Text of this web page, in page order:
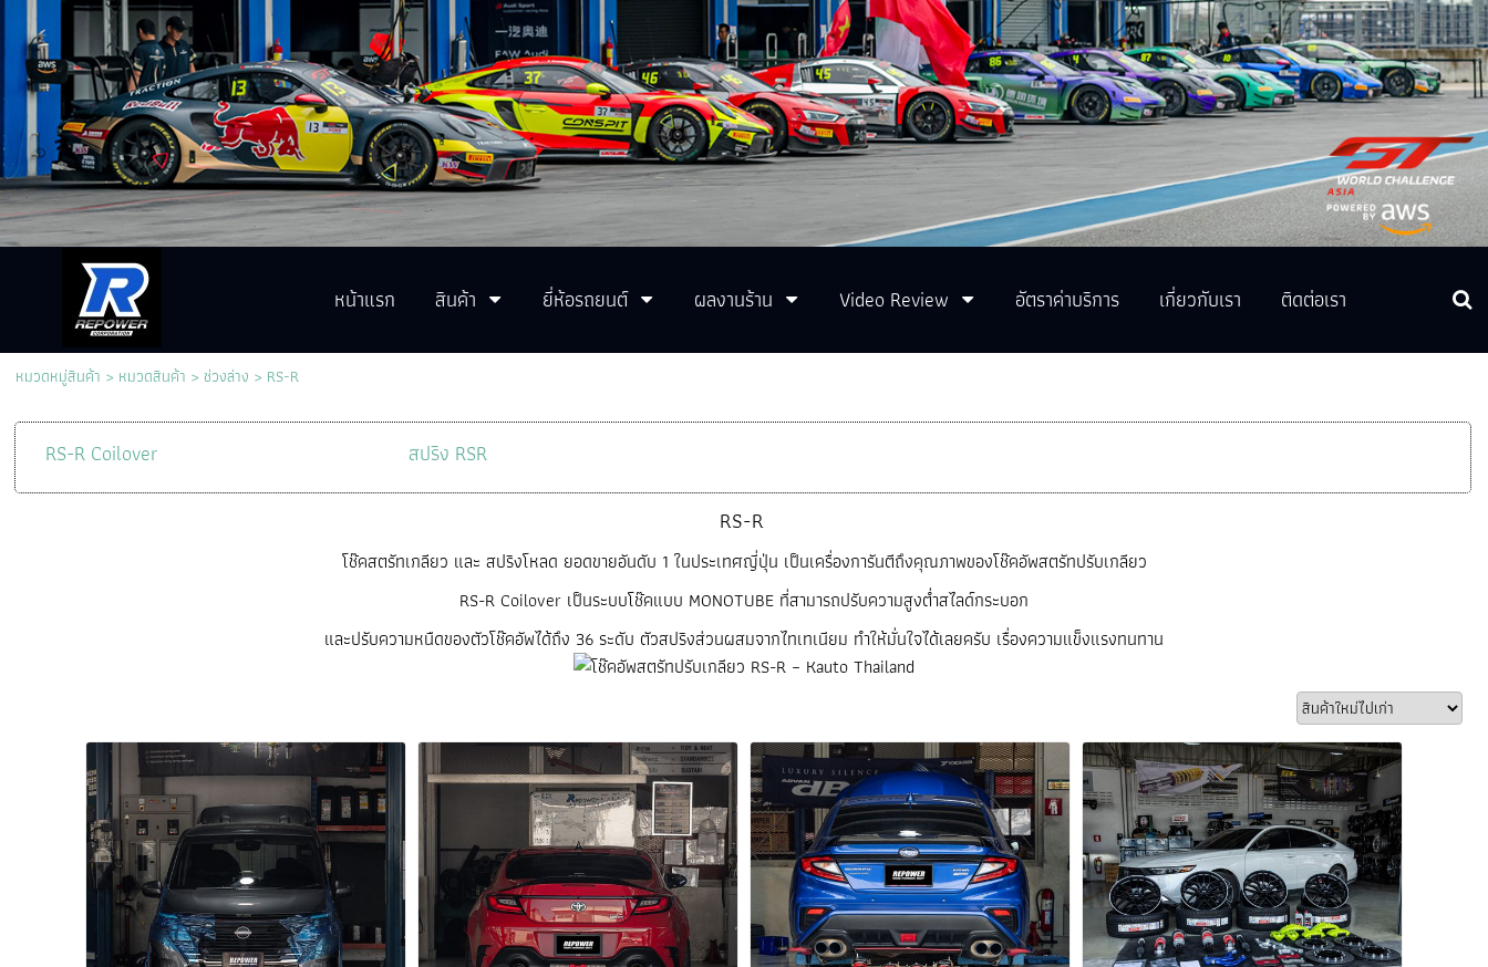
หน้าแรก สินค้า ยี่ห้อรถยนต์ ผลงานร้าน Video Review อัตราค่าบริการ เกี่ยวกับเรา ติดต่อเรา
หมวดหมู่สินค้า > หมวดสินค้า > ช่วงล่าง > RS-R
RS-R Coilover สปริง RSR
RS-R
โช๊คสตรัทเกลียว และ สปริงโหลด ยอดขายอันดับ 1 ในประเทศญี่ปุ่น เป็นเครื่องการันตีถึงคุณภาพของโช๊คอัพสตรัทปรับเกลียว
RS-R Coilover เป็นระบบโช๊คแบบ MONOTUBE ที่สามารถปรับความสูงต่ำสไลด์กระบอก
และปรับความหนืดของตัวโช๊คอัพได้ถึง 36 ระดับ ตัวสปริงส่วนผสมจากไทเทเนียม ทำให้มั่นใจได้เลยครับ เรื่องความแข็งแรงทนทาน